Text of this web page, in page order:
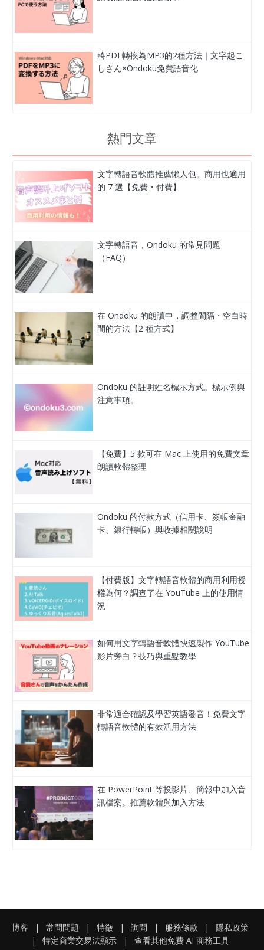
將PDF轉換為MP3的2種方法｜文字起こ
しさん×Ondoku免費語音化
熱門文章
文字轉語音軟體推薦懶人包。商用也適用
的 7 選【免費・付費】
文字轉語音，Ondoku 的常見問題
（FAQ）
在 Ondoku 的朗讀中，調整間隔・空白時
間的方法【2 種方式】
Ondoku 的註明姓名標示方式。標示例與
注意事項。
【免費】5 款可在 Mac 上使用的免費文章
朗讀軟體整理
Ondoku 的付款方式（信用卡、簽帳金融
卡、銀行轉帳）與收據相關說明
【付費版】文字轉語音軟體的商用利用授
權為何？調查了在 YouTube 上的使用情
況
如何用文字轉語音軟體快速製作 YouTube
影片旁白？技巧與重點教學
非常適合確認及學習英語發音！免費文字
轉語音軟體的有效活用方法
在 PowerPoint 等投影片、簡報中加入音
訊檔案。推薦軟體與加入方法
博客 | 常問問題 | 特徵 | 詢問 | 服務條款 |
隱私政策
|
特定商業交易法顯示 |
查看其他免費 AI 商務工具